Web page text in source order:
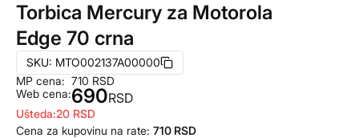
Torbica Mercury za Motorola
Edge 70 crna
SKU: MTO002137A00000
MP cena:
Web cena:
710 RSD
690RSD
Ušteda:20 RSD
Cena za kupovinu na rate: 710 RSD